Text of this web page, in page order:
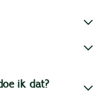
ik dat?